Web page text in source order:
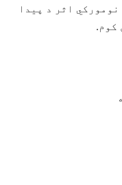
اثر د پیدا
کوم.